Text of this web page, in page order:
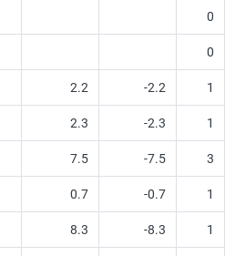
0
0
2.2 -2.2 1
2.3 -2.3 1
7.5 -7.5 3
0.7 -0.7 1
8.3 -8.3 1